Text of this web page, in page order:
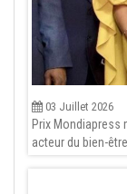
03 Juillet 2026
Prix Mondiapress
acteur du bien-